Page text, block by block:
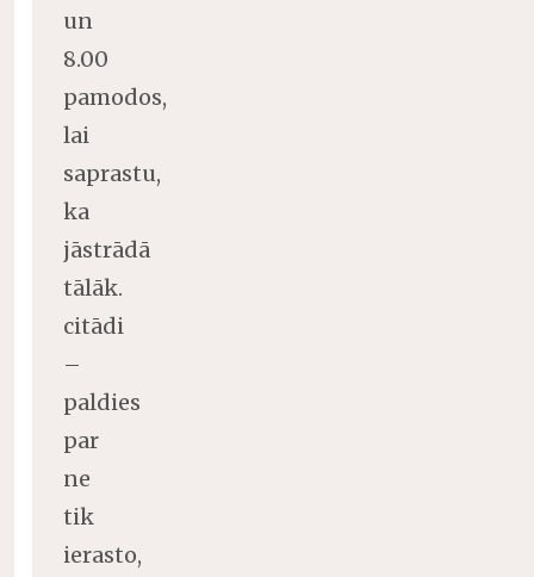
un
8.00
pamodos,
lai
saprastu,
ka
jāstrādā
tālāk.
citādi
–
paldies
par
ne
tik
ierasto,